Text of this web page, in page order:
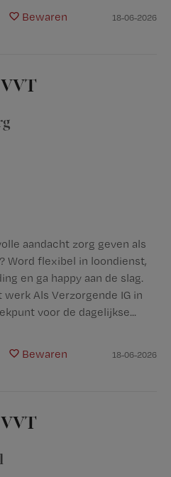
Bewaren 18-06-2026
aandacht zorg geven als
Word flexibel in loondienst,
en ga happy aan de slag.
Als Verzorgende IG in
voor de dagelijkse...
Bewaren 18-06-2026